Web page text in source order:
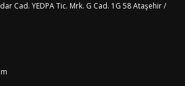
Cad. YEDPA Tic. Mrk. G Cad. 1G 58 Ataşehir /